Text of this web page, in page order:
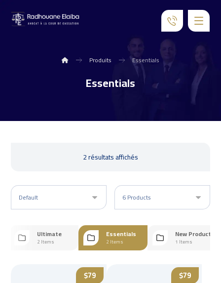
Produits Essentials
Essentials
2 résultats affichés
Ultimate
2 Items
Essentials
2 Items
New Products
1 Items
$79 $79